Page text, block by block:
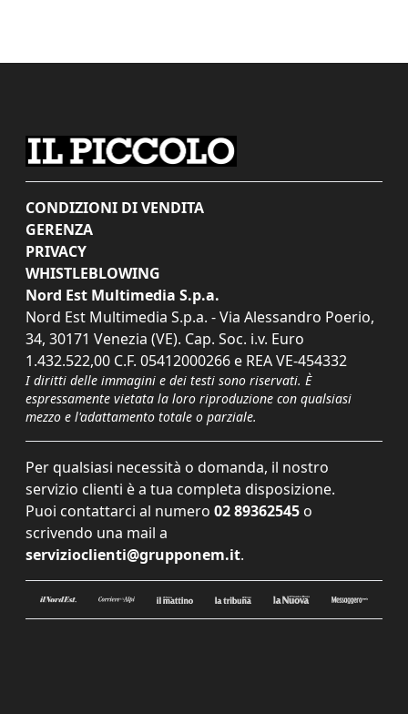
CONDIZIONI DI VENDITA
GERENZA
PRIVACY
WHISTLEBLOWING
Nord Est Multimedia S.p.a.
Nord Est Multimedia S.p.a. - Via Alessandro Poerio,
34, 30171 Venezia (VE). Cap. Soc. i.v. Euro
1.432.522,00 C.F. 05412000266 e REA VE-454332
I diritti delle immagini e dei testi sono riservati. È
espressamente vietata la loro riproduzione con qualsiasi
mezzo e l'adattamento totale o parziale.
Per qualsiasi necessità o domanda, il nostro
servizio clienti è a tua completa disposizione.
Puoi contattarci al numero 02 89362545 o
scrivendo una mail a
servizioclienti@grupponem.it.